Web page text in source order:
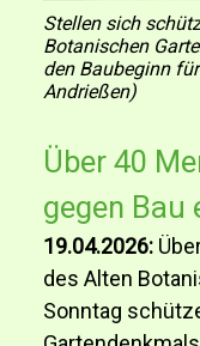
Stellen sich
Botanischen
den Baubeginn
Andrießen)
Über 40
gegen Bau
19.04.2026:
des Alten
Sonntag